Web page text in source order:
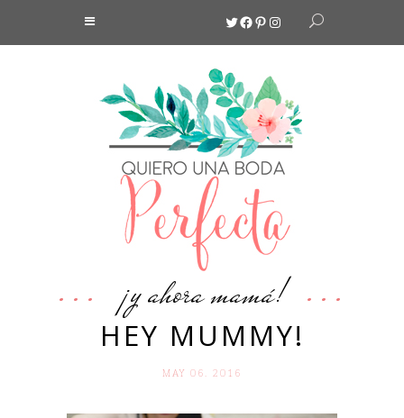
Twitter
Facebook
Pinterest
Instagram
¡y ahora mamá!
HEY MUMMY!
MAY 06. 2016